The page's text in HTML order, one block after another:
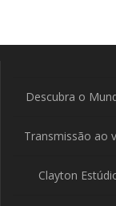
Descubra o
Transmissão ao
Clayton